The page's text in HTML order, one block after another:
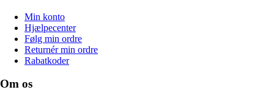
Min konto
Hjælpecenter
Følg min ordre
Returnér min ordre
Rabatkoder
Om os